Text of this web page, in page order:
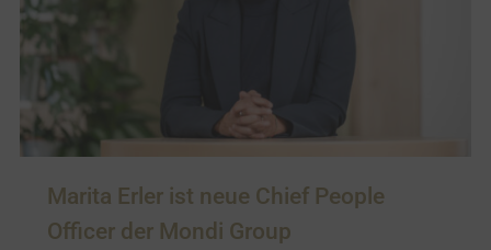
Marita Erler ist neue Chief People
Officer der Mondi Group